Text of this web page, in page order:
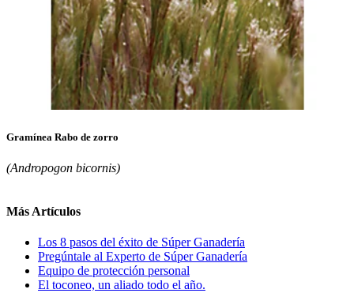
Gramínea Rabo de zorro
(Andropogon bicornis)
Más Artículos
Los 8 pasos del éxito de Súper Ganadería
Pregúntale al Experto de Súper Ganadería
Equipo de protección personal
El toconeo, un aliado todo el año.